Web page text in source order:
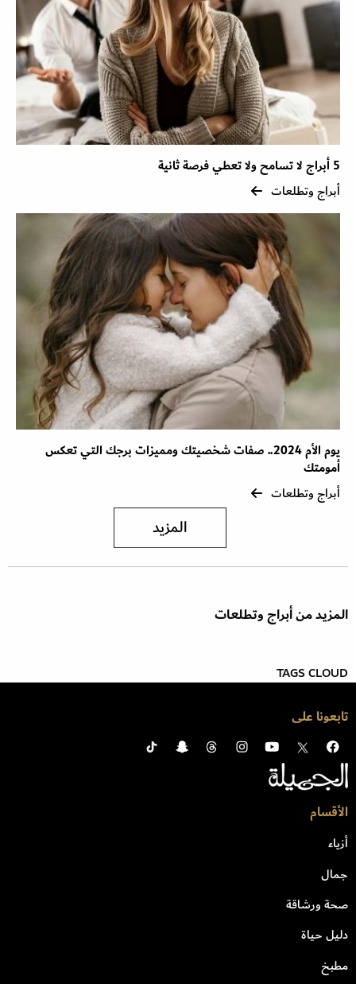
5 أبراج لا تسامح ولا تعطي فرصة ثانية
أبراج وتطلعات
يوم الأم 2024.. صفات شخصيتك ومميزات برجك التي تعكس
أمومتك
أبراج وتطلعات
المزيد
المزيد من أبراج وتطلعات
TAGS CLOUD
تابعونا على
الأقسام
أزياء
جمال
صحة ورشاقة
دليل حياة
مطبخ